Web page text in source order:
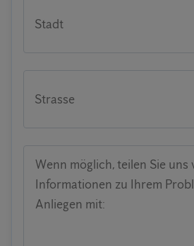
Stadt
Strasse
Wenn möglich, teilen Sie uns
Informationen zu Ihrem
Anliegen mit: